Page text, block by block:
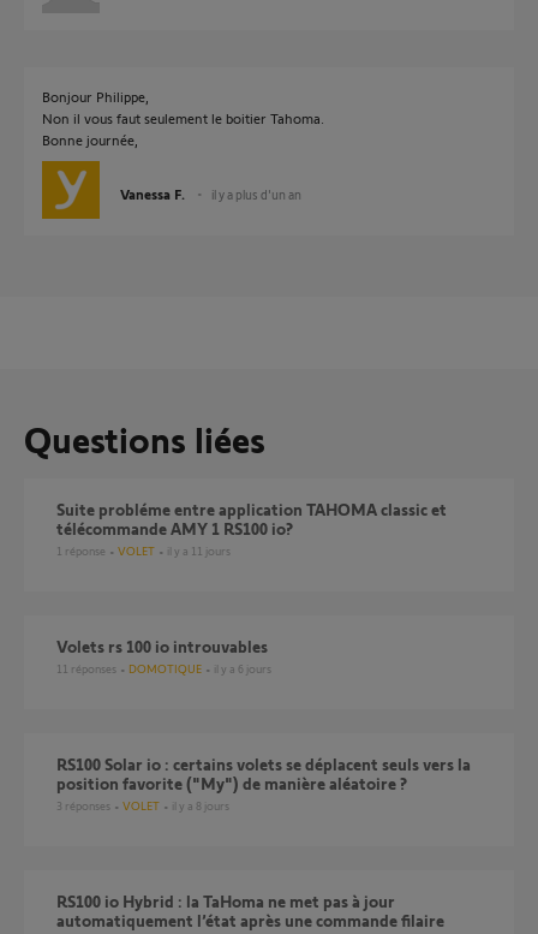
Bonjour Philippe,
Non il vous faut seulement le boitier Tahoma.
Bonne journée,
Vanessa F. il y a plus d'un an
Questions liées
Suite probléme entre application TAHOMA classic et
télécommande AMY 1 RS100 io?
1 réponse VOLET il y a 11 jours
Volets rs 100 io introuvables
11 réponses DOMOTIQUE il y a 6 jours
RS100 Solar io : certains volets se déplacent seuls vers la
position favorite ("My") de manière aléatoire ?
3 réponses VOLET il y a 8 jours
RS100 io Hybrid : la TaHoma ne met pas à jour
automatiquement l’état après une commande filaire